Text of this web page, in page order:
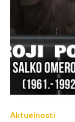
Aktuelnosti